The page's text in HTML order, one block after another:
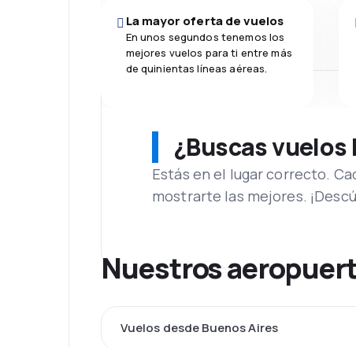
La mayor oferta de vuelos
En unos segundos tenemos los
mejores vuelos para ti entre más
de quinientas líneas aéreas.
¿Buscas
Estás en el lugar correcto.
mostrarte las mejores.
Nuestros
Vuelos desde Buenos Aires